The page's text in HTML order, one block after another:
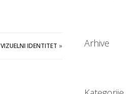
VIZUELNI IDENTITET » Arhive